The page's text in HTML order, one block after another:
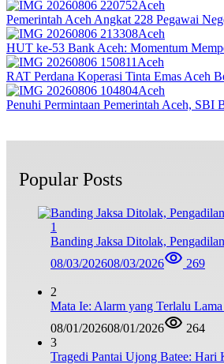
Aceh
Pemerintah Aceh Angkat 228 Pegawai
Aceh
HUT ke-53 Bank Aceh: Momentum
Aceh
RAT Perdana Koperasi Tinta Emas Aceh
Aceh
Penuhi Permintaan Pemerintah Aceh, SBI
Popular Posts
1
Banding Jaksa Ditolak,
08/03/202608/03/2026 269
2
Mata Ie: Alarm yang Terlalu
08/01/202608/01/2026
264
3
Tragedi Pantai Ujong Batee: Hari